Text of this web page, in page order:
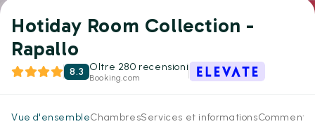
Hotiday Room Collection -
Rapallo
8.3 Oltre 280 recensioni
Booking.com
Vue d'ensembleChambresServices et informations